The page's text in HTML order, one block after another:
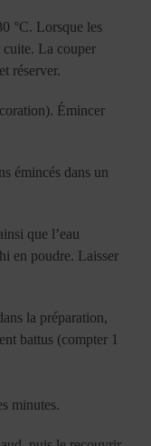
°C. Lorsque les
cuite. La couper
réserver.
Émincer
émincés dans un
que l’eau
en poudre. Laisser
la préparation,
battus (compter 1
minutes.